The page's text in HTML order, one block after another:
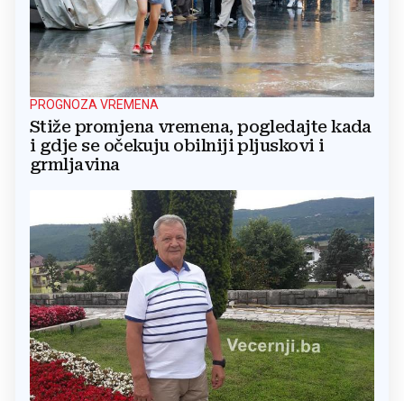
PROGNOZA VREMENA
Stiže promjena vremena, pogledajte kada
i gdje se očekuju obilniji pljuskovi i
grmljavina